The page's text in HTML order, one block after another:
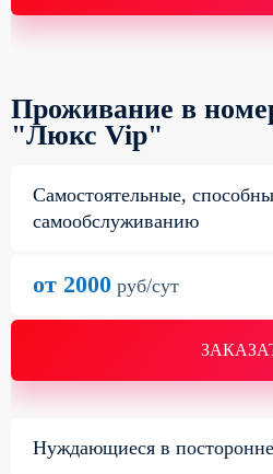
Проживание в
"Люкс Vip"
Самостоятельные,
самообслуживанию
от 2000 руб/сут
Нуждающиеся в